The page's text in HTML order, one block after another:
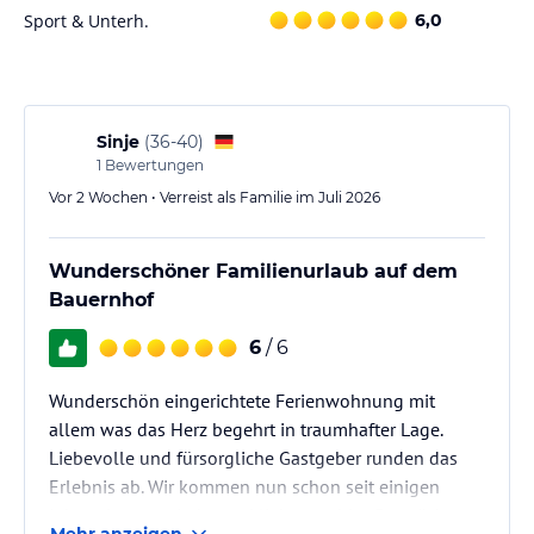
Sport & Unterh. 6,0
Sinje (36-40)
1 Bewertungen
Vor 2 Wochen • Verreist als Familie im Juli 2026
Wunderschöner Familienurlaub auf dem
Bauernhof
6 / 6
Wunderschön eingerichtete Ferienwohnung mit
allem was das Herz begehrt in traumhafter Lage.
Liebevolle und fürsorgliche Gastgeber runden das
Erlebnis ab. Wir kommen nun schon seit einigen